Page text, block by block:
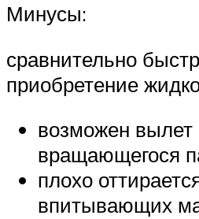
Минусы:
сравнительно
приобретение
возможен вылет
вращающегося
плохо
впитывающих